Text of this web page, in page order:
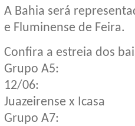
A Bahia será
e Fluminense de Feira.
Confira a estreia dos
Grupo A5:
12/06:
Juazeirense x Icasa
Grupo A7: